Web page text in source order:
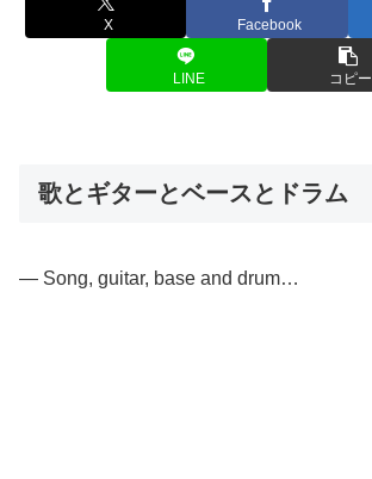
X Facebook
LINE コピー
歌とギターとベースとドラム
— Song, guitar, base and drum…